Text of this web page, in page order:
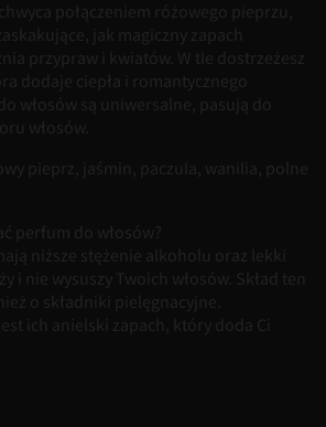
połączeniem różowego pieprzu,
jak magiczny zapach
przypraw i kwiatów. W tle dostrzeżesz
dodaje ciepła i romantycznego
włosów są uniwersalne, pasują do
włosów.
pieprz, jaśmin, paczula, wanilia, polne
perfum do włosów?
niższe stężenie alkoholu oraz lekki
i nie wysuszy Twoich włosów. Skład ten
o składniki pielęgnacyjne.
ich anielski zapach, który doda Ci